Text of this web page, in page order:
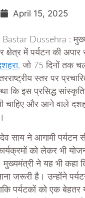
April 15, 2025
Bastar Dussehra :
में पर्यटन की अपार
, जो 75 दिनों तक
स्तर पर
कि इस प्रसिद्ध
चाहिए और आने वाले
देव साय ने आगामी पर्यटन
को लेकर भी
मुख्यमंत्री ने यह भी कहा
जरूरी है। उन्होंने
पर्यटकों को एक बेहतर